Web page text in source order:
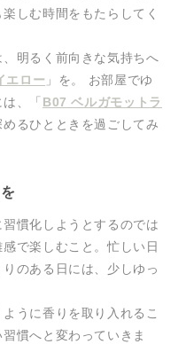
しむ時間をもたらしてく
明るく前向きな気持ちへ
エロー 」を。 お部屋でゆ
、「 B07 ベルガモットラ
るひとときを過ごしてみ
慣化しようとするのでは
で楽しむこと。忙しい日
のある日には、少しゆっ
うに香りを取り入れるこ
慣へと変わっていきま